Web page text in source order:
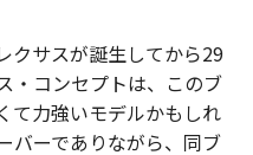
クサスが誕生してから29
・コンセプトは、このブ
て力強いモデルかもしれ
バーでありながら、同ブ